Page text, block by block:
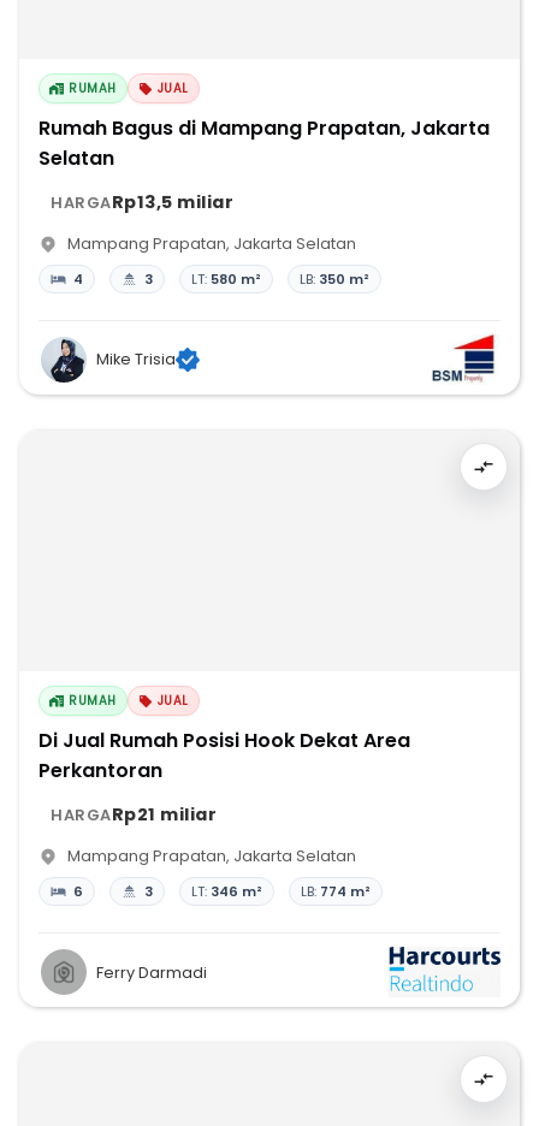
RUMAH JUAL
Rumah Bagus di Mampang Prapatan, Jakarta
Selatan
HARGARp13,5 miliar
Mampang Prapatan, Jakarta Selatan
4 3 LT: 580 m² LB: 350 m²
Mike Trisia
RUMAH JUAL
Di Jual Rumah Posisi Hook Dekat Area
Perkantoran
HARGARp21 miliar
Mampang Prapatan, Jakarta Selatan
6 3 LT: 346 m² LB: 774 m²
Ferry Darmadi